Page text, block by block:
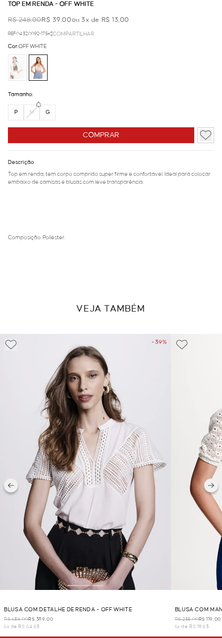
TOP EM RENDA - OFF WHITE
R$ 248,00R$ 39,00ou 3x de R$ 13,00
REF.04.32.0092-175 COMPARTILHAR
COMPRAR
Cor:OFF WHITE
Tamanho:
P M G
Descrição
Top em renda, tem corpo comprido super firme e confortável. Ideal para colocar
embaixo de camisas e blusas com leve transparência.
Composição: Poliéster.
VEJA TAMBÉM
- 39%
BLUSA COM DETALHE DE RENDA - OFF WHITE
R$ 638,00R$ 389,00
6x de R$ 64,83
BLUSA COM
R$ 235,00R$ 119,00
6x de R$ 19,83